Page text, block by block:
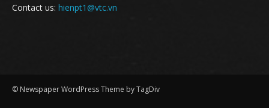
Contact us: hienpt1@vtc.vn
© Newspaper WordPress Theme by TagDiv